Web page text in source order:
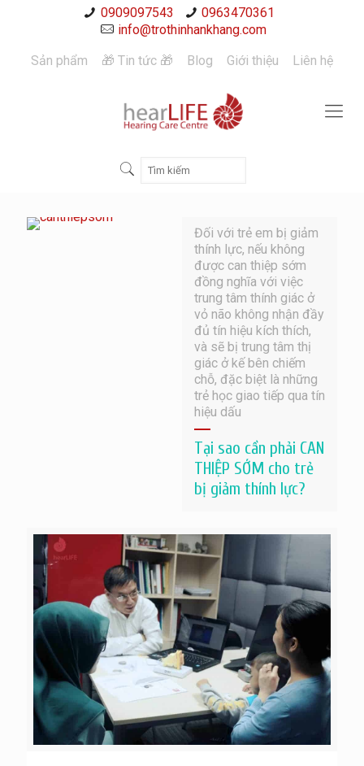
0909097543
0963470361
info@trothinhankhang.com
Sản phẩm
🎁 Tin tức 🎁 Blog Giới thiệu Liên hệ
Đối với trẻ em bị giảm
thính lực, nếu không
được can thiệp sớm
đồng nghĩa với việc
trung tâm thính giác ở
vỏ não không nhận đầy
đủ tín hiệu kích thích,
và sẽ bị trung tâm thị
giác ở kế bên chiếm
chỗ, đặc biệt là những
trẻ học giao tiếp qua tín
hiệu dấu
Tại sao cần phải CAN
THIỆP SỚM cho trẻ
bị giảm thính lực?